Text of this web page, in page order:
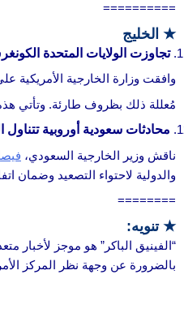
==========
★ الخليج
تجاوزت الولايات المتحدة الكونغرس
وافقت وزارة الخارجية الأمريكية
مُعللة ذلك بظروف طارئة. وتأتي
محادثات سعودية أوروبية تتناول
ناقش وزير الخارجية السعودي،
والدولية لاحتواء التصعيد وضمان
========
★ تنويه:
“الفينيق الباكر” هو موجز لأخبار
بالضرورة عن وجهة نظر المركز